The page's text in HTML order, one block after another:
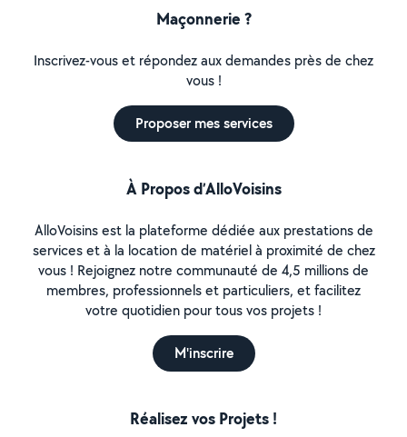
Maçonnerie ?
Inscrivez-vous et répondez aux demandes près de chez
vous !
Proposer mes services
À Propos d’AlloVoisins
AlloVoisins est la plateforme dédiée aux prestations de
services et à la location de matériel à proximité de chez
vous ! Rejoignez notre communauté de 4,5 millions de
membres, professionnels et particuliers, et facilitez
votre quotidien pour tous vos projets !
M'inscrire
Réalisez vos Projets !